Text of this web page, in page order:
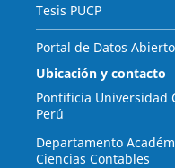
Tesis PUCP
Portal de Datos
Ubicación y contacto
Pontificia Universidad
Perú
Departamento
Ciencias Contables